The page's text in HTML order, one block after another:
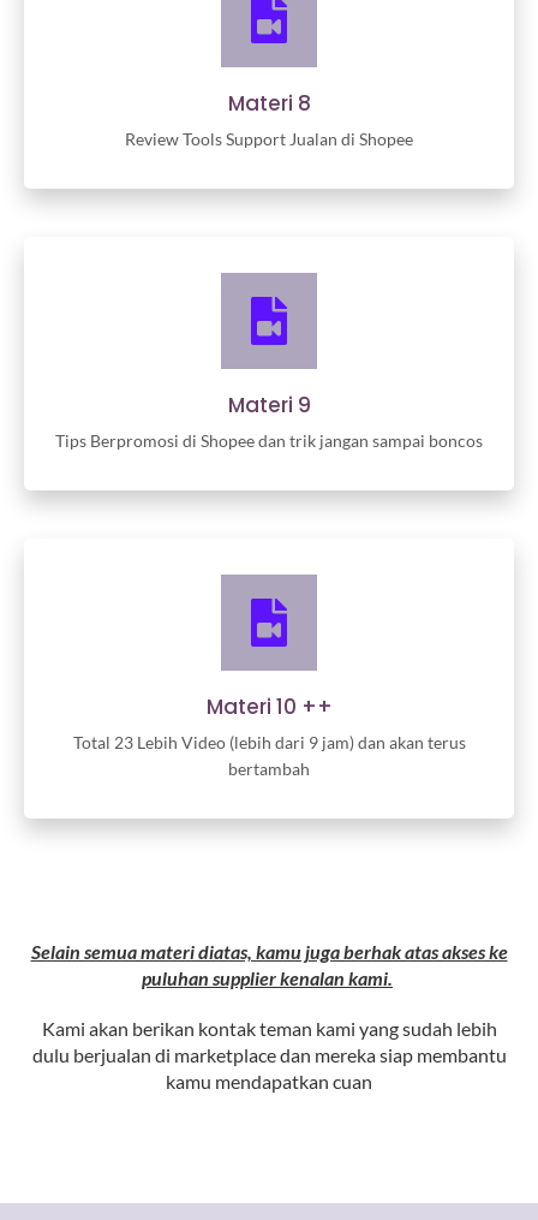
Materi 8
Review Tools Support Jualan di Shopee
Materi 9
Tips Berpromosi di Shopee dan trik jangan sampai boncos
Materi 10 ++
Total 23 Lebih Video (lebih dari 9 jam) dan akan terus
bertambah
Selain semua materi diatas, kamu juga berhak atas akses ke
puluhan supplier kenalan kami.
Kami akan berikan kontak teman kami yang sudah lebih
dulu berjualan di marketplace dan mereka siap membantu
kamu mendapatkan cuan